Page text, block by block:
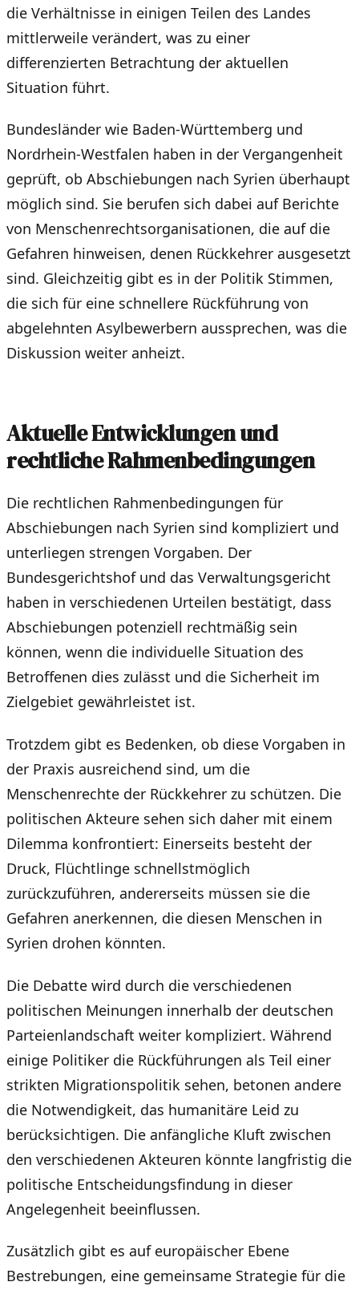
die Verhältnisse in einigen Teilen des Landes
mittlerweile verändert, was zu einer
differenzierten Betrachtung der aktuellen
Situation führt.
Bundesländer wie Baden-Württemberg und
Nordrhein-Westfalen haben in der Vergangenheit
geprüft, ob Abschiebungen nach Syrien überhaupt
möglich sind. Sie berufen sich dabei auf Berichte
von Menschenrechtsorganisationen, die auf die
Gefahren hinweisen, denen Rückkehrer ausgesetzt
sind. Gleichzeitig gibt es in der Politik Stimmen,
die sich für eine schnellere Rückführung von
abgelehnten Asylbewerbern aussprechen, was die
Diskussion weiter anheizt.
Aktuelle Entwicklungen und
rechtliche Rahmenbedingungen
Die rechtlichen Rahmenbedingungen für
Abschiebungen nach Syrien sind kompliziert und
unterliegen strengen Vorgaben. Der
Bundesgerichtshof und das Verwaltungsgericht
haben in verschiedenen Urteilen bestätigt, dass
Abschiebungen potenziell rechtmäßig sein
können, wenn die individuelle Situation des
Betroffenen dies zulässt und die Sicherheit im
Zielgebiet gewährleistet ist.
Trotzdem gibt es Bedenken, ob diese Vorgaben in
der Praxis ausreichend sind, um die
Menschenrechte der Rückkehrer zu schützen. Die
politischen Akteure sehen sich daher mit einem
Dilemma konfrontiert: Einerseits besteht der
Druck, Flüchtlinge schnellstmöglich
zurückzuführen, andererseits müssen sie die
Gefahren anerkennen, die diesen Menschen in
Syrien drohen könnten.
Die Debatte wird durch die verschiedenen
politischen Meinungen innerhalb der deutschen
Parteienlandschaft weiter kompliziert. Während
einige Politiker die Rückführungen als Teil einer
strikten Migrationspolitik sehen, betonen andere
die Notwendigkeit, das humanitäre Leid zu
berücksichtigen. Die anfängliche Kluft zwischen
den verschiedenen Akteuren könnte langfristig die
politische Entscheidungsfindung in dieser
Angelegenheit beeinflussen.
Zusätzlich gibt es auf europäischer Ebene
Bestrebungen, eine gemeinsame Strategie für die